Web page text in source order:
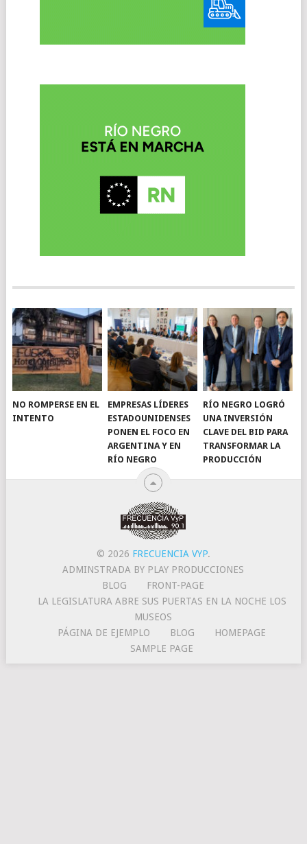
NO ROMPERSE EN EL
INTENTO
EMPRESAS LÍDERES
ESTADOUNIDENSES
PONEN EL FOCO EN
ARGENTINA Y EN
RÍO NEGRO
RÍO NEGRO LOGRÓ
UNA INVERSIÓN
CLAVE DEL BID PARA
TRANSFORMAR LA
PRODUCCIÓN
© 2026 FRECUENCIA VYP.
ADMINSTRADA BY PLAY PRODUCCIONES
BLOG
FRONT-PAGE
LA LEGISLATURA ABRE SUS PUERTAS EN LA NOCHE LOS
MUSEOS
PÁGINA DE EJEMPLO
BLOG
HOMEPAGE
SAMPLE PAGE